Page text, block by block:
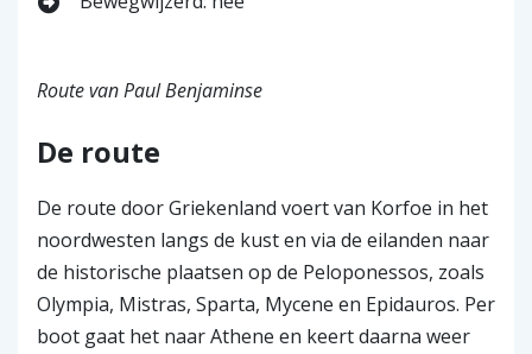
Route van Paul Benjaminse
De route
De route door Griekenland voert van Korfoe in het
noordwesten langs de kust en via de eilanden naar
de historische plaatsen op de Peloponessos, zoals
Olympia, Mistras, Sparta, Mycene en Epidauros. Per
boot gaat het naar Athene en keert daarna weer